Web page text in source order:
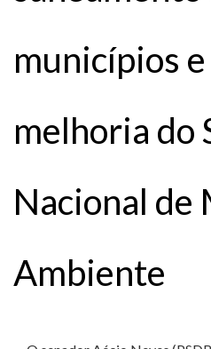
municípios
melhoria do
Nacional de
Ambiente